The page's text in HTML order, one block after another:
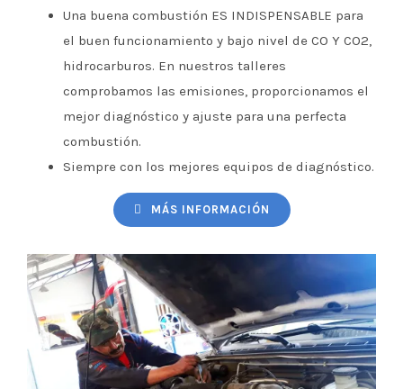
Una buena combustión ES INDISPENSABLE para
el buen funcionamiento y bajo nivel de CO Y CO2,
hidrocarburos. En nuestros talleres
comprobamos las emisiones, proporcionamos el
mejor diagnóstico y ajuste para una perfecta
combustión.
Siempre con los mejores equipos de diagnóstico.
MÁS INFORMACIÓN